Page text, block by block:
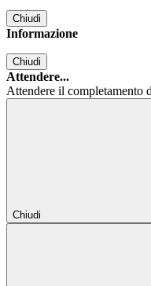
Chiudi
Informazione
Chiudi
Attendere...
Attendere il completamento
Chiudi